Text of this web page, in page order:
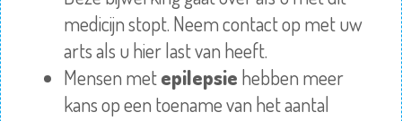
medicijn stopt. Neem contact op met uw
arts als u hier last van heeft.
Mensen metepilepsie hebben meer
kans op een toename van het aantal